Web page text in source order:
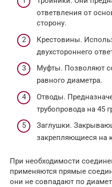
ответвления от
сторону.
Крестовины.
двухстороннего
Муфты. Позволяют
равного диаметра.
Отводы.
трубопровода на 45
Заглушки.
закрепляющиеся на
При необходимости
применяются прямые
они не совпадают по